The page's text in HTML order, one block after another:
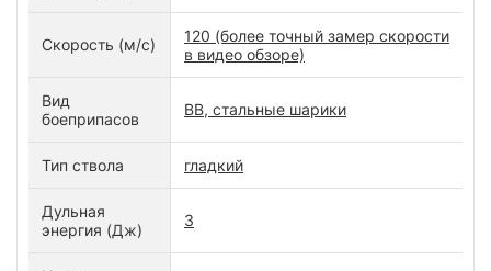
Скорость (м/с)
120 (более точный замер скорости
в видео обзоре)
Вид
боеприпасов
ВВ, стальные шарики
Тип ствола гладкий
Дульная
энергия (Дж)
3